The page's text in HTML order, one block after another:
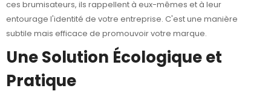
ces brumisateurs, ils rappellent à eux-mêmes et à leur
entourage l'identité de votre entreprise. C'est une manière
subtile mais efficace de promouvoir votre marque.
Une Solution Écologique et
Pratique